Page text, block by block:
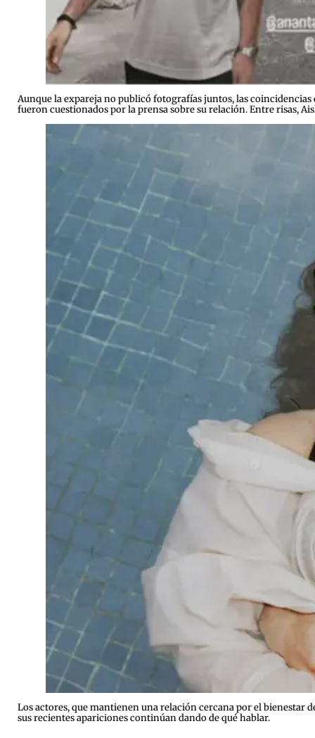
Aunque la expareja no publicó fotografías juntos, las coincidencias
fueron cuestionados por la prensa sobre su relación. Entre risas,
Los actores, que mantienen una relación cercana por el
sus recientes apariciones continúan dando de qué hablar.